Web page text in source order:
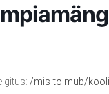
/mis-toimub/